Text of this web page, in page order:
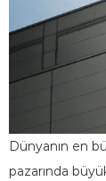
Dünyanın en
pazarında